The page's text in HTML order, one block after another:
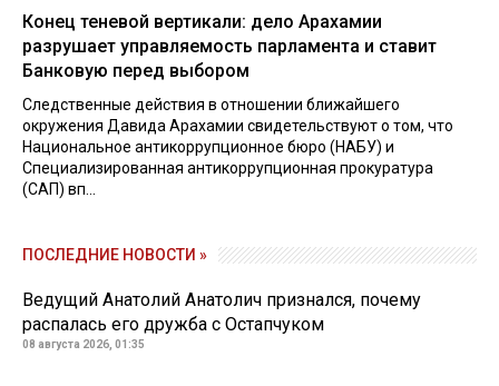
Конец теневой вертикали: дело Арахамии
разрушает управляемость парламента и ставит
Банковую перед выбором
Следственные действия в отношении ближайшего
окружения Давида Арахамии свидетельствуют о том, что
Национальное антикоррупционное бюро (НАБУ) и
Специализированная антикоррупционная прокуратура
(САП) вп...
ПОСЛЕДНИЕ НОВОСТИ »
Ведущий Анатолий Анатолич признался, почему
распалась его дружба с Остапчуком
08 августа 2026, 01:35